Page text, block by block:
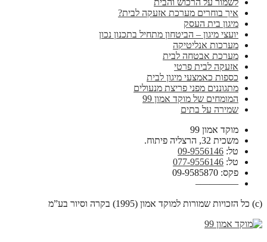
לשמור על הרכוש והבית
איך בוחרים מערכת אזעקה לבית?
מיגון בית העסק
יועצי מיגון – הביטחון מתחיל בתכנון נכון
מערכות אנליטיקה
מערכת אבטחה לבית
אזעקה לבית פרטי
כספות כאמצעי מיגון לבית
מתגוננים מפני פריצת מנעולים
המומחים של מוקד אמון 99
שמירה על בתים
מוקד אמון 99
משכית 32, הרצליה פיתוח.
טל: 09-9556146
טל: 077-9556146
פקס: 09-9585870
————–
(c) כל הזכויות שמורות למוקד אמון (1995) בקרה וסיור בע”מ